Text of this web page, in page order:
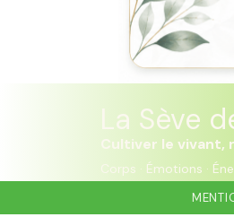
La Sève
Cultiver le vivant,
Corps · Émotions ·